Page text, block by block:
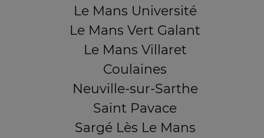
Le Mans Université
Le Mans Vert Galant
Le Mans Villaret
Coulaines
Neuville-sur-Sarthe
Saint Pavace
Sargé Lès Le Mans